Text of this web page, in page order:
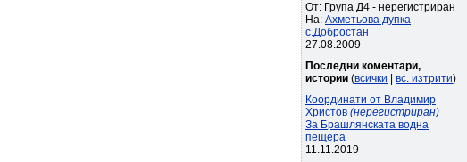
От: Група Д4 - нерегистриран
На: Ахметьова дупка -
с.Добростан
27.08.2009
Последни коментари,
истории (всички вс. изтрити)
Координати от Владимир
Христов (нерегистриран)
За Брашлянската водна
пещера
11.11.2019